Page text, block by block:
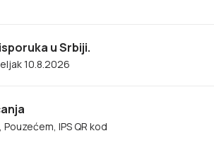
u Srbiji.
10.8.2026
IPS QR kod